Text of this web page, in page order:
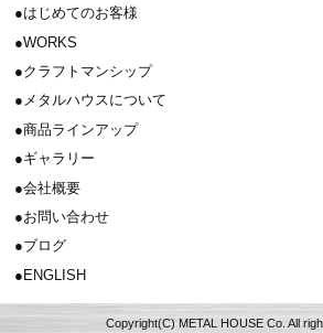
はじめてのお客様
WORKS
クラフトマンシップ
メタルハウスについて
商品ラインアップ
ギャラリー
会社概要
お問い合わせ
ブログ
ENGLISH
Copyright(C) METAL HOUSE Co. All